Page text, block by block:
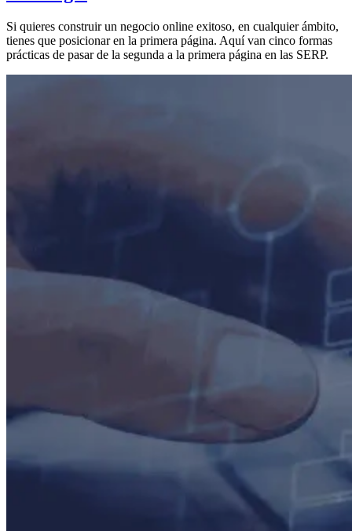
Si quieres construir un negocio online exitoso, en cualquier ámbito,
tienes que posicionar en la primera página. Aquí van cinco formas
prácticas de pasar de la segunda a la primera página en las SERP.